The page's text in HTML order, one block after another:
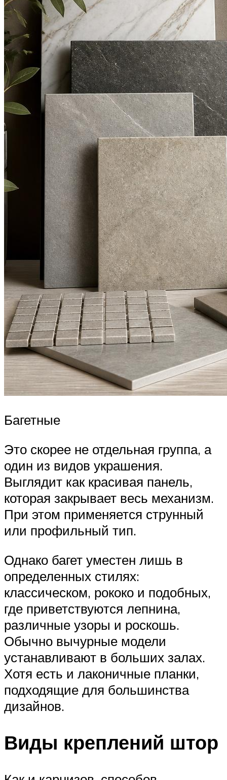
Багетные
Это скорее не отдельная группа, а
один из видов украшения.
Выглядит как красивая панель,
которая закрывает весь механизм.
При этом применяется струнный
или профильный тип.
Однако багет уместен лишь в
определенных стилях:
классическом, рококо и подобных,
где приветствуются лепнина,
различные узоры и роскошь.
Обычно вычурные модели
устанавливают в больших залах.
Хотя есть и лаконичные планки,
подходящие для большинства
дизайнов.
Виды креплений штор